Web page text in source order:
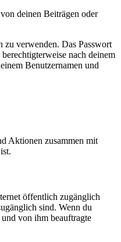
deinen Beiträgen oder
zu verwenden. Das Passwort
nach deinem
Benutzernamen und
Aktionen zusammen mit
öffentlich zugänglich
sind. Wenn du
von ihm beauftragte